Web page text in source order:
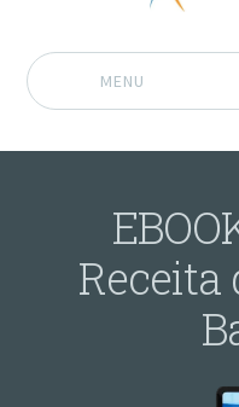
MENU
Receita